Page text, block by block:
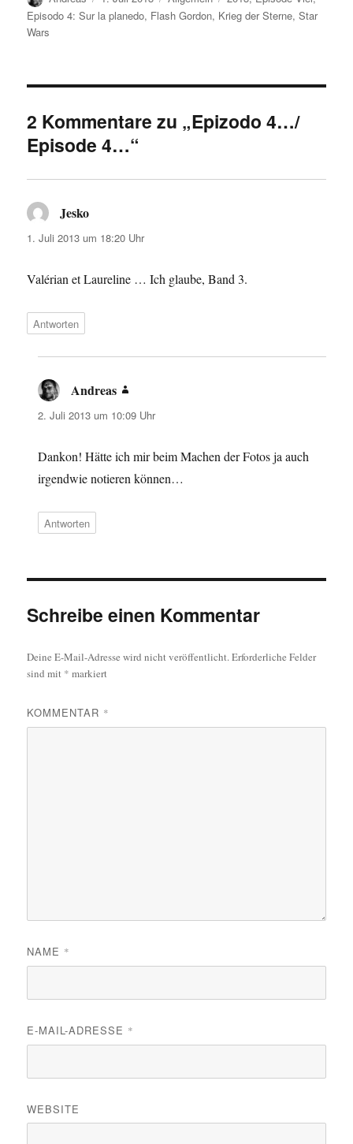
am
Episodo 4: Sur la planedo, Flash Gordon, Krieg der Sterne,Star
Wars
2 Kommentare zu „Epizodo 4…/
Episode 4…“
Jesko
1. Juli 2013 um 18:20 Uhr
Valérian et Laureline … Ich glaube, Band 3.
Antworten
Andreas
2. Juli 2013 um 10:09 Uhr
Dankon! Hätte ich mir beim Machen der Fotos ja auch
irgendwie notieren können…
Antworten
Schreibe einen Kommentar
Deine E-Mail-Adresse wird nicht veröffentlicht.Erforderliche Felder
sind mit * markiert
KOMMENTAR *
NAME *
E-MAIL-ADRESSE *
WEBSITE